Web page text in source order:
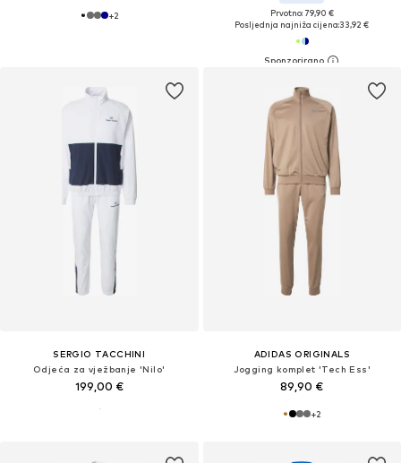
+2
Prvotno: 79,90 €
Posljednja najniža cijena:33,92 €
SERGIO TACCHINI
Odjeća za vježbanje 'Nilo'
199,00 €
ADIDAS ORIGINALS
Jogging komplet 'Tech Ess'
89,90 €
+2